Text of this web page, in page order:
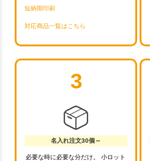
短納期印刷
対応商品一覧はこちら
3
名入れ注文30個～
必要な時に必要な分だけ。 小ロット